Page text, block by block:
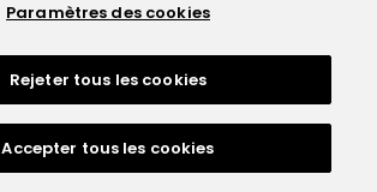
Paramètres des cookies
Rejeter tous les cookies
Accepter tous les cookies